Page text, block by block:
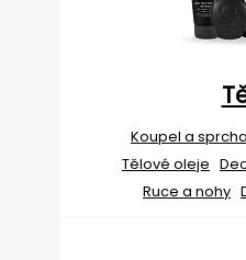
Koupel a sprcha
Tělové oleje
Ruce a nohy